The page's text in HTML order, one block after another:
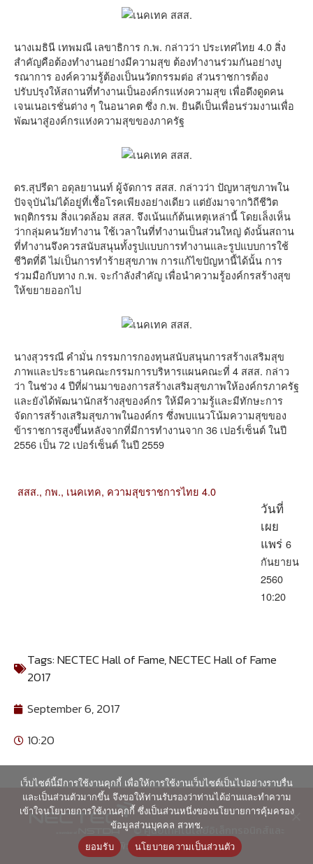
นางเมธินี เทพมณี เลขาธิการ ก.พ. กล่าวว่า ประเทศไทย 4.0 สิ่ง
สำคัญคือต้องทำงานอย่างมีความสุข ต้องทำงานร่วมกันอย่างบู
รณาการ องค์ความรู้ต้องเป็นนวัตกรรมต่อ ส่วนราชการต้อง
ปรับปรุงให้สถานที่ทำงานเป็นองค์กรแห่งความสุข เพื่อดึงดูดคน
เจนเนอเรชั่นต่าง ๆ ในอนาคต ซึ่ง ก.พ. ยินดีเป็นเพื่อนร่วมงานเพื่อ
พัฒนาสู่องค์กรแห่งความสุขของภาครัฐ
ดร.สุปรีดา อดุลยานนท์ ผู้จัดการ สสส. กล่าวว่า ปัญหาสุขภาพใน
ปัจจุบันไม่ได้อยู่ที่เชื้อโรคเพียงอย่างเดียว แต่ยังมาจากวิถีชีวิต
พฤติกรรม สิ่งแวดล้อม สสส. จึงเน้นแก้ต้นเหตุเหล่านี้ โดยเล็งเห็น
ว่ากลุ่มคนวัยทำงาน ใช้เวลาในที่ทำงานเป็นส่วนใหญ่ ดังนั้นสถาน
ที่ทำงานจึงควรสนับสนุนทั้งรูปแบบการทำงานและรูปแบบการใช้
ชีวิตที่ดี ไม่เป็นการทำร้ายสุขภาพ การแก้ไขปัญหานี้ได้นั้น การ
ร่วมมือกับทาง ก.พ. จะกำลังสำคัญ เพื่อนำความรู้องค์กรสร้างสุข
ให้ขยายออกไป
นางสุวรรณี คำมั่น กรรมการกองทุนสนับสนุนการสร้างเสริมสุข
ภาพและประธานคณะกรรมการบริหารแผนคณะที่ 4 สสส. กล่าว
ว่า ในช่วง 4 ปีที่ผ่านมาของการสร้างเสริมสุขภาพให้องค์กรภาครัฐ
และยังได้พัฒนานักสร้างสุของค์กร ให้มีความรู้และมีทักษะการ
จัดการสร้างเสริมสุขภาพในองค์กร ซึ่งพบแนวโน้มความสุขของ
ข้าราชการสูงขึ้นหลังจากที่มีการทำงานจาก 36 เปอร์เซ็นต์ ในปี
2556 เป็น 72 เปอร์เซ็นต์ ในปี 2559
สสส., กพ., เนคเทค, ความสุขราชการไทย 4.0
วันที่
เผย
แพร่ 6
กันยายน
2560
10:20
Tags:NECTEC Hall of Fame,NECTEC Hall of Fame
2017
September 6, 2017
10:20
© ศูนย์เทคโนโลยีอิเล็กทรอนิกส์และ
คอมพิวเตอร์แห่งชาติ 2563
เว็บไซต์นี้มีการใช้งานคุกกี้ เพื่อให้การใช้งานเว็บไซต์เป็นไปอย่างราบรื่น
และเป็นส่วนตัวมากขึ้น จึงขอให้ท่านรับรองว่าท่านได้อ่านและทำความ
เข้าใจนโยบายการใช้งานคุกกี้ ซึ่งเป็นส่วนหนึ่งของนโยบายการคุ้มครอง
ข้อมูลส่วนบุคคล สวทช.
ยอมรับ
นโยบายความเป็นส่วนตัว